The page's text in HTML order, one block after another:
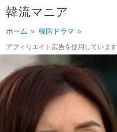
韓流マニア
ホーム 韓国ドラマ
アフィリエイト広告を使用しています